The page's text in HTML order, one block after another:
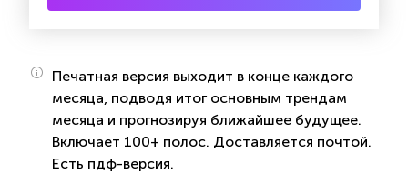
Печатная версия выходит в конце каждого
месяца, подводя итог основным трендам
месяца и прогнозируя ближайшее будущее.
Включает 100+ полос. Доставляется почтой.
Есть пдф-версия.